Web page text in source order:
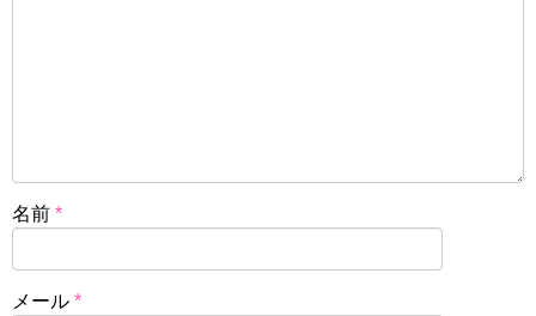
名前 *
メール *